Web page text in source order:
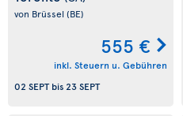
von Brüssel (BE)
555 €
inkl. Steuern u. Gebühren
02 SEPTbis23 SEPT